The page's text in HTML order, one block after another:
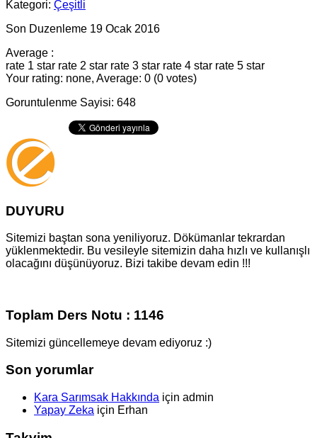
Kategori: Çeşitli
Son Duzenleme 19 Ocak 2016
Average :
rate 1 star rate 2 star rate 3 star rate 4 star rate 5 star
Your rating: none, Average: 0 (0 votes)
Goruntulenme Sayisi: 648
DUYURU
Sitemizi baştan sona yeniliyoruz. Dökümanlar tekrardan
yüklenmektedir. Bu vesileyle sitemizin daha hızlı ve kullanışlı
olacağını düşünüyoruz. Bizi takibe devam edin !!!
Toplam Ders Notu : 1146
Sitemizi güncellemeye devam ediyoruz :)
Son yorumlar
Kara Sarımsak Hakkında için admin
Yapay Zeka için Erhan